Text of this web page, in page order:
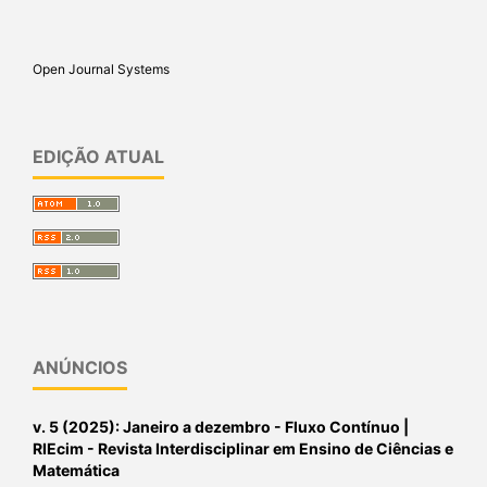
Open Journal Systems
EDIÇÃO ATUAL
ANÚNCIOS
v. 5 (2025): Janeiro a dezembro - Fluxo Contínuo |
RIEcim - Revista Interdisciplinar em Ensino de Ciências e
Matemática